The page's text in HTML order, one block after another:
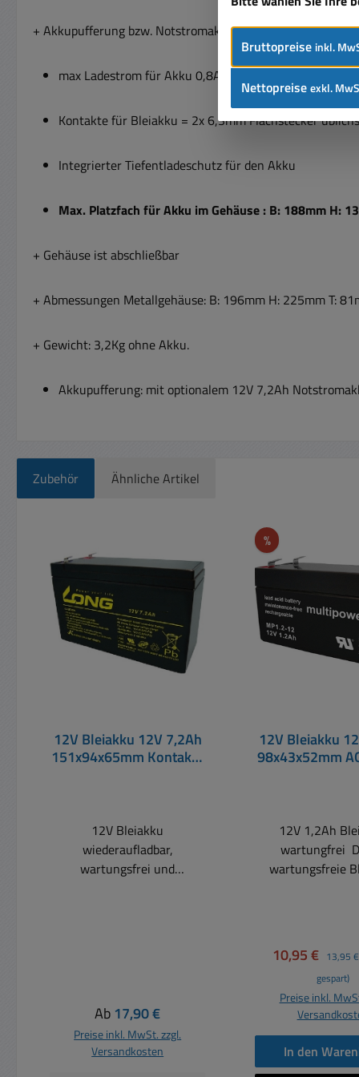
+ Akkupufferung bzw. Notstromakku mit optional
max Ladestrom für Akku 0,8A
Kontakte für Bleiakku = 2x 6,3mm Flachstecker
Integrierter Tiefentladeschutz für den Akku
Max. Platzfach für Akku im Gehäuse : B: 188mm H:
+ Gehäuse ist abschließbar
+ Abmessungen Metallgehäuse: B: 196mm H: 225mm T:
+ Gewicht: 3,2Kg ohne Akku.
Akkupufferung: mit optionalem 12V 7,2Ah
Zubehör Ähnliche Artikel
12V Bleiakku 12V 7,2Ah
151x94x65mm Kontakte
12V Bleiakku
wiederaufladbar,
wartungsfrei und
Technische Daten:
Spannung 12 Volt Kapazität:
7,2Ah = 7.100mAh Mit 2x
Regulärer Preis:
Ab 17,90 €
Preise inkl. MwSt. zzgl.
Versandkosten
%Rabatt
12V Bleiakku
98x43x52mm
12V 1,2Ah
wartungfrei Dieser
wartungsfreie
Solartechnik
eingesetzt
Universell
Verkaufspreis:
10,95 € 13,95 €
gespart)
Preise inkl.
In den
Bruttopreise inkl.
Nettopreiseexkl.